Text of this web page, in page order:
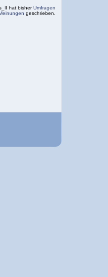
hat bisherUmfragen
geschrieben.